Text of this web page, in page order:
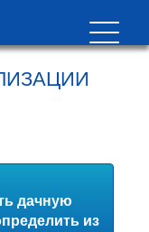
дачную
из